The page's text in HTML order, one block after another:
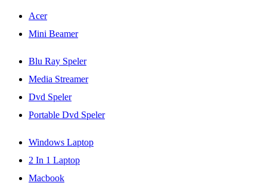
Acer
Mini Beamer
Blu Ray Speler
Media Streamer
Dvd Speler
Portable Dvd Speler
Windows Laptop
2 In 1 Laptop
Macbook